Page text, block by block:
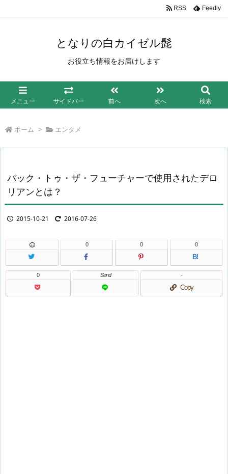
となりの白カイゼル髭
お役立ち情報をお届けします
メニュー サイドバー 前へ 次へ 検索
RSS Feedly
ホーム > エンタメ
バック・トゥ・ザ・フューチャーで使用されたデロ
リアンとは？
2015-10-21 2016-07-26
0 0
B!
0
0 Send
Copy
-